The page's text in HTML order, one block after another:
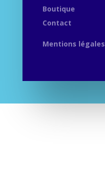
Boutique
Contact
Mentions légales